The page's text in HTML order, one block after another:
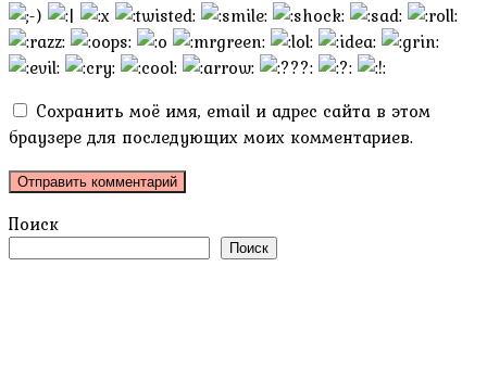
Сохранить моё имя, email и адрес сайта в этом
браузере для последующих моих комментариев.
Поиск
Поиск